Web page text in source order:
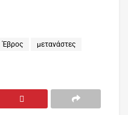
Έβρος μετανάστες